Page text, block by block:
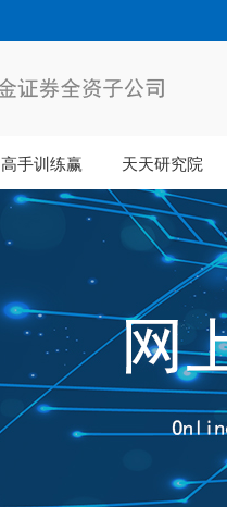
高手训练赢 天天研究院